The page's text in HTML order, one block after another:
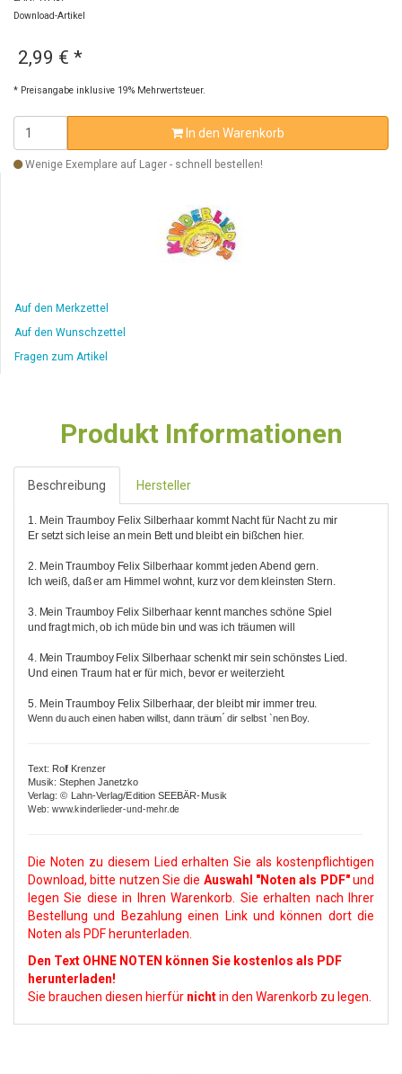
Download-Artikel
2,99 € *
* Preisangabe inklusive 19% Mehrwertsteuer.
In den Warenkorb
Wenige Exemplare auf Lager - schnell bestellen!
Auf den Merkzettel
Auf den Wunschzettel
Fragen zum Artikel
Produkt Informationen
Beschreibung Hersteller
1. Mein Traumboy Felix Silberhaar kommt Nacht für Nacht zu mir
Er setzt sich leise an mein Bett und bleibt ein bißchen hier.
2. Mein Traumboy Felix Silberhaar kommt jeden Abend gern.
Ich weiß, daß er am Himmel wohnt, kurz vor dem kleinsten Stern.
3. Mein Traumboy Felix Silberhaar kennt manches schöne Spiel
und fragt mich, ob ich müde bin und was ich träumen will
4. Mein Traumboy Felix Silberhaar schenkt mir sein schönstes Lied.
Und einen Traum hat er für mich, bevor er weiterzieht.
5. Mein Traumboy Felix Silberhaar, der bleibt mir immer treu.
Wenn du auch einen haben willst, dann träum ́ dir selbst `nen Boy.
Text: Rolf Krenzer
Musik: Stephen Janetzko
Verlag: © Lahn-Verlag/Edition SEEBÄR-Musik
Web: www.kinderlieder-und-mehr.de
Die Noten zu diesem Lied erhalten Sie als kostenpflichtigen
Download, bitte nutzen Sie die Auswahl "Noten als PDF"und
legen Sie diese in Ihren Warenkorb. Sie erhalten nach Ihrer
Bestellung und Bezahlung einen Link und können dort die
Noten als PDF herunterladen.
Den Text OHNE NOTEN können Sie kostenlos als PDF
herunterladen!
Sie brauchen diesen hierfür nichtin den Warenkorb zu legen.